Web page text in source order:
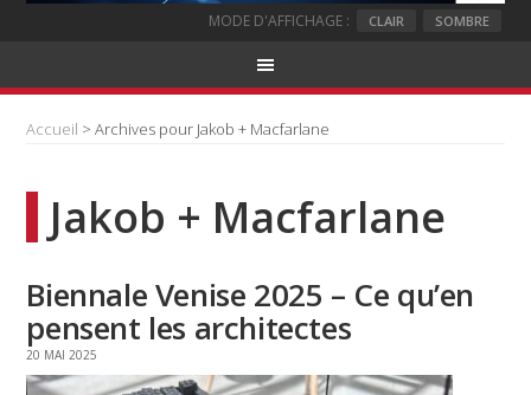
MODE D'AFFICHAGE : CLAIR SOMBRE
Accueil > Archives pour Jakob + Macfarlane
Jakob + Macfarlane
Biennale Venise 2025 – Ce qu’en
pensent les architectes
20 MAI 2025